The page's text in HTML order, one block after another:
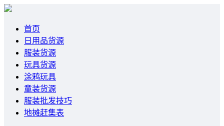
首页
日用品货源
服装货源
玩具货源
涂鸦玩具
童装货源
服装批发技巧
地摊赶集表